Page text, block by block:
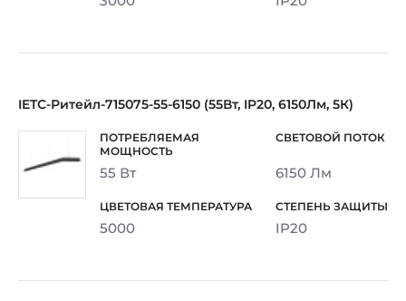
IETC-Ритейл-715075-55-6150 (55Вт, IP20, 6150Лм, 5К)
55 Вт 6150 Лм
5000 IP20